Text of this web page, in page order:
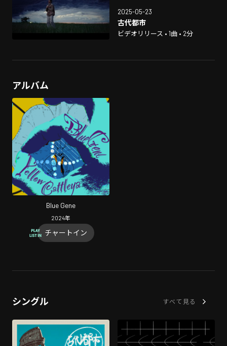
2025-05-23
古代都市
ビデオリリース • 1曲 • 2分
アルバム
Blue Gene
2024年
チャートイン
シングル すべて見る